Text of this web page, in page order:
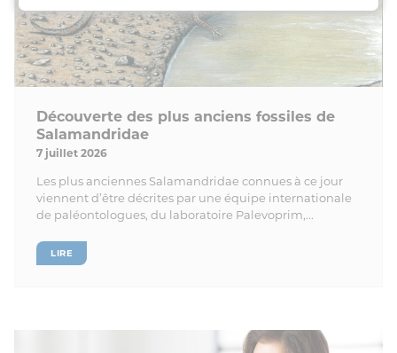
Découverte des plus anciens fossiles de
Salamandridae
7 juillet 2026
Les plus anciennes Salamandridae connues à ce jour
viennent d’être décrites par une équipe internationale
de paléontologues, du laboratoire Palevoprim,...
LIRE